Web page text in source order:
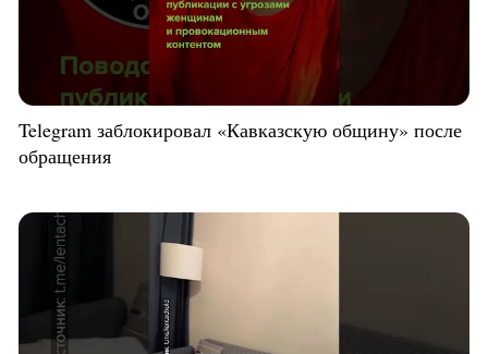
Telegram заблокировал «Кавказскую общину» после
обращения